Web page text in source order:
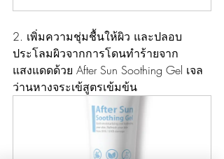
2. เพิ่มความชุ่มชื้นให้ผิว และปลอบ
ประโลมผิวจากการโดนทำร้ายจาก
แสงแดดด้วย After Sun Soothing Gel เจล
ว่านหางจระเข้สูตรเข้มข้น